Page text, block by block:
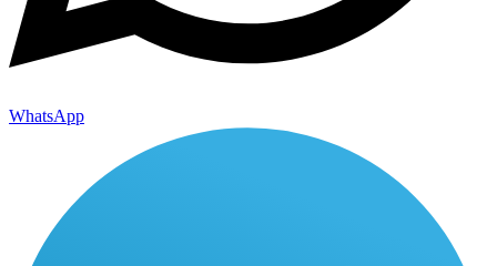
WhatsApp